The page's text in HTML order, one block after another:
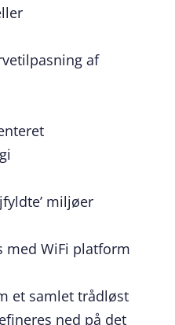
af
miljøer
med WiFi platform
et samlet trådløst
ned på det